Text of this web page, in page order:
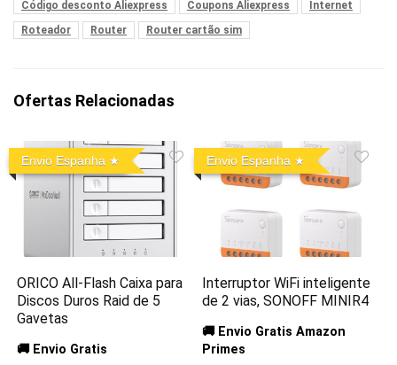
Código desconto Aliexpress Coupons Aliexpress
Internet
Roteador
Router Router cartão sim
Ofertas Relacionadas
Envio Espanha
ORICO All-Flash Caixa para
Discos Duros Raid de 5
Gavetas
🚚 Envio Gratis
Envio Espanha
Interruptor WiFi inteligente
de 2 vias, SONOFF MINIR4
🚚 Envio Gratis Amazon
Primes